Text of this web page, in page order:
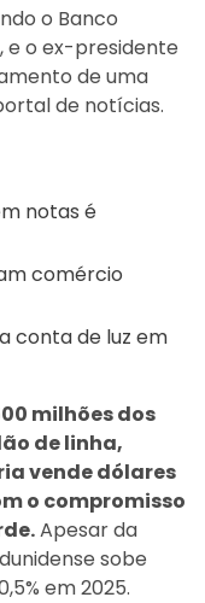
o Banco
e o ex-presidente
de uma
de notícias.
notas é
comércio
conta de luz em
milhões dos
de linha,
vende dólares
o compromisso
Apesar da
sobe
em 2025.